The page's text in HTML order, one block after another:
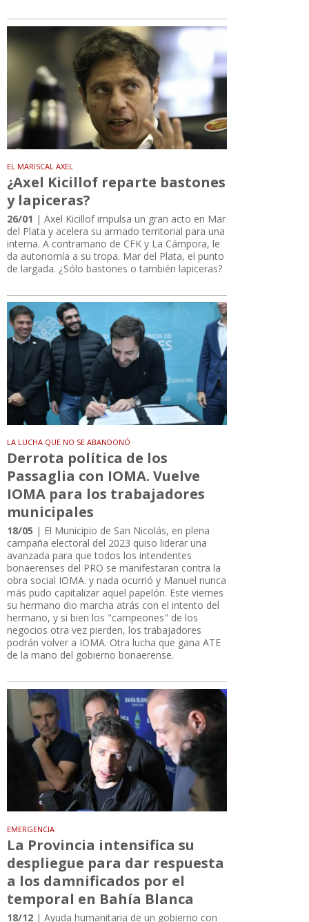
EL MARISCAL AXEL
¿Axel Kicillof reparte bastones
y lapiceras?
26/01 | Axel Kicillof impulsa un gran acto en Mar
del Plata y acelera su armado territorial para una
interna. A contramano de CFK y La Cámpora, le
da autonomía a su tropa. Mar del Plata, el punto
de largada. ¿Sólo bastones o también lapiceras?
LA LUCHA QUE NO SE ABANDONÓ
Derrota política de los
Passaglia con IOMA. Vuelve
IOMA para los trabajadores
municipales
18/05 | El Municipio de San Nicolás, en plena
campaña electoral del 2023 quiso liderar una
avanzada para que todos los intendentes
bonaerenses del PRO se manifestaran contra la
obra social IOMA. y nada ocurrió y Manuel nunca
más pudo capitalizar aquel papelón. Este viernes
su hermano dio marcha atrás con el intento del
hermano, y si bien los "campeones" de los
negocios otra vez pierden, los trabajadores
podrán volver a IOMA. Otra lucha que gana ATE
de la mano del gobierno bonaerense.
EMERGENCIA
La Provincia intensifica su
despliegue para dar respuesta
a los damnificados por el
temporal en Bahía Blanca
18/12 | Ayuda humanitaria de un gobierno con